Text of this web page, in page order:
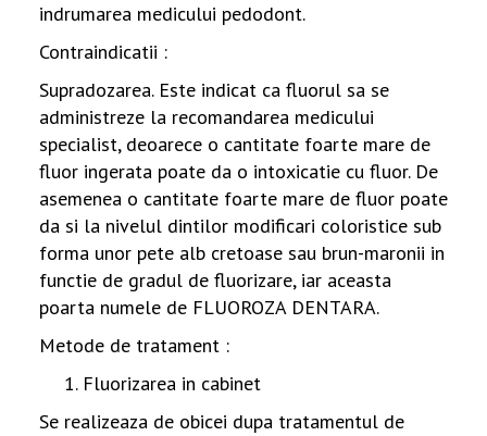
indrumarea medicului pedodont.
Contraindicatii :
Supradozarea. Este indicat ca fluorul sa se
administreze la recomandarea medicului
specialist, deoarece o cantitate foarte mare de
fluor ingerata poate da o intoxicatie cu fluor. De
asemenea o cantitate foarte mare de fluor poate
da si la nivelul dintilor modificari coloristice sub
forma unor pete alb cretoase sau brun-maronii in
functie de gradul de fluorizare, iar aceasta
poarta numele de FLUOROZA DENTARA.
Metode de tratament :
Fluorizarea in cabinet
Se realizeaza de obicei dupa tratamentul de